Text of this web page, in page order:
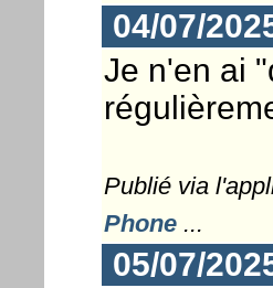
04/07/
Je n'en ai
Publié via
Phone...
05/07/